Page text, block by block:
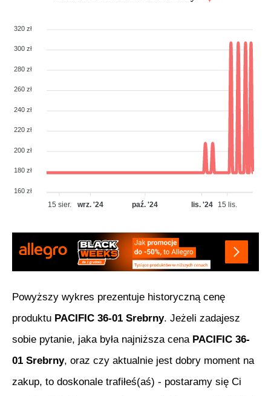
320 zł
300 zł
280 zł
260 zł
240 zł
220 zł
200 zł
180 zł
160 zł
15 sier. wrz. '24 paź. '24 lis. '24 15 lis.
Powyższy wykres prezentuje historyczną cenę
produktu PACIFIC 36-01 Srebrny. Jeżeli zadajesz
sobie pytanie, jaka była najniższa cena PACIFIC 36-
01 Srebrny, oraz czy aktualnie jest dobry moment na
zakup, to doskonale trafiłeś(aś) - postaramy się Ci